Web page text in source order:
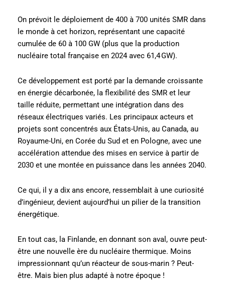
On prévoit le déploiement de 400 à 700 unités SMR dans
le monde à cet horizon, représentant une capacité
cumulée de 60 à 100 GW (plus que la production
nucléaire total française en 2024 avec 61,4 GW).
Ce développement est porté par la demande croissante
en énergie décarbonée, la flexibilité des SMR et leur
taille réduite, permettant une intégration dans des
réseaux électriques variés. Les principaux acteurs et
projets sont concentrés aux États-Unis, au Canada, au
Royaume-Uni, en Corée du Sud et en Pologne, avec une
accélération attendue des mises en service à partir de
2030 et une montée en puissance dans les années 2040.
Ce qui, il y a dix ans encore, ressemblait à une curiosité
d’ingénieur, devient aujourd’hui un pilier de la transition
énergétique.
En tout cas, la Finlande, en donnant son aval, ouvre peut-
être une nouvelle ère du nucléaire thermique. Moins
impressionnant qu’un réacteur de sous-marin ? Peut-
être. Mais bien plus adapté à notre époque !